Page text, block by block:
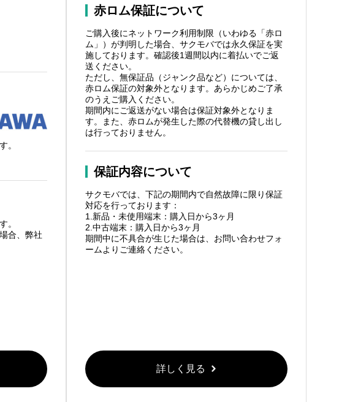
。
。
合、弊社
赤ロム保証について
ご購入後にネットワーク利用制限（いわゆる「赤ロ
ム」）が判明した場合、サクモバでは永久保証を実
施しております。確認後1週間以内に着払いでご返
送ください。
ただし、無保証品（ジャンク品など）については、
赤ロム保証の対象外となります。あらかじめご了承
のうえご購入ください。
期間内にご返送がない場合は保証対象外となりま
す。また、赤ロムが発生した際の代替機の貸し出し
は行っておりません。
保証内容について
サクモバでは、下記の期間内で自然故障に限り保証
対応を行っております：
1.新品・未使用端末：購入日から3ヶ月
2.中古端末：購入日から3ヶ月
期間中に不具合が生じた場合は、お問い合わせフォ
ームよりご連絡ください。
詳しく見る